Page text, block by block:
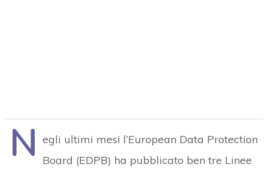
N egli ultimi mesi l’European Data Protection
Board (EDPB) ha pubblicato ben tre Linee